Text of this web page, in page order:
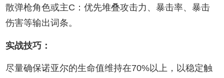
散弹枪角色或主C：优先堆叠攻击力、暴击率、暴击
伤害等输出词条。
实战技巧：
尽量确保诺亚尔的生命值维持在70%以上，以稳定触